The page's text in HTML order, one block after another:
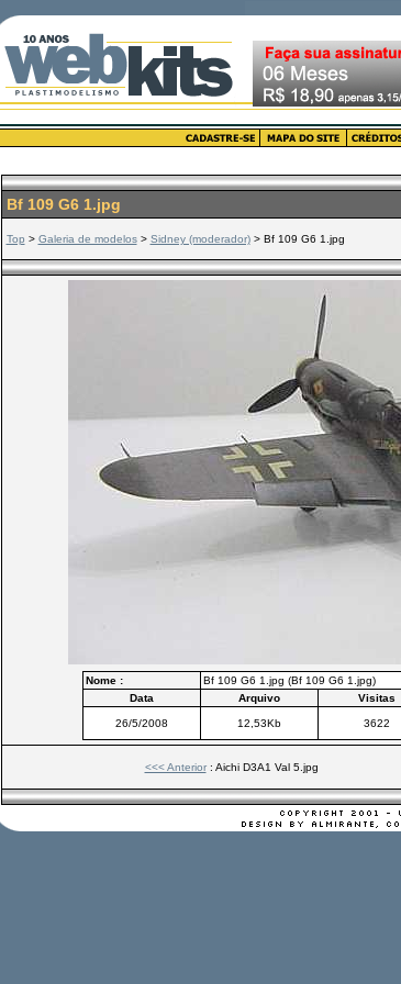
Bf 109 G6 1.jpg
Top > Galeria de modelos> Sidney (moderador)> Bf 109 G6 1.jpg
Nome :
Bf 109 G6 1.jpg (Bf 109 G6 1.jpg)
Data
Arquivo Visitas
26/5/2008 12,53Kb 3622
<<< Anterior: Aichi D3A1 Val 5.jpg